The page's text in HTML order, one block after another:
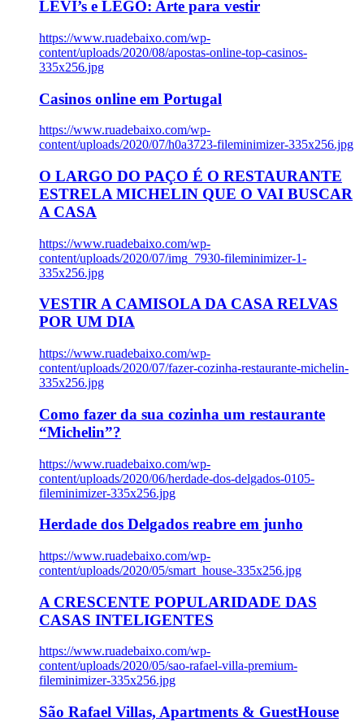
LEVI’s e LEGO: Arte para vestir
https://www.ruadebaixo.com/wp-
content/uploads/2020/08/apostas-online-top-casinos-
335x256.jpg
Casinos online em Portugal
https://www.ruadebaixo.com/wp-
content/uploads/2020/07/h0a3723-fileminimizer-335x256.jpg
O LARGO DO PAÇO É O RESTAURANTE
ESTRELA MICHELIN QUE O VAI BUSCAR
A CASA
https://www.ruadebaixo.com/wp-
content/uploads/2020/07/img_7930-fileminimizer-1-
335x256.jpg
VESTIR A CAMISOLA DA CASA RELVAS
POR UM DIA
https://www.ruadebaixo.com/wp-
content/uploads/2020/07/fazer-cozinha-restaurante-michelin-
335x256.jpg
Como fazer da sua cozinha um restaurante
“Michelin”?
https://www.ruadebaixo.com/wp-
content/uploads/2020/06/herdade-dos-delgados-0105-
fileminimizer-335x256.jpg
Herdade dos Delgados reabre em junho
https://www.ruadebaixo.com/wp-
content/uploads/2020/05/smart_house-335x256.jpg
A CRESCENTE POPULARIDADE DAS
CASAS INTELIGENTES
https://www.ruadebaixo.com/wp-
content/uploads/2020/05/sao-rafael-villa-premium-
fileminimizer-335x256.jpg
São Rafael Villas, Apartments & GuestHouse